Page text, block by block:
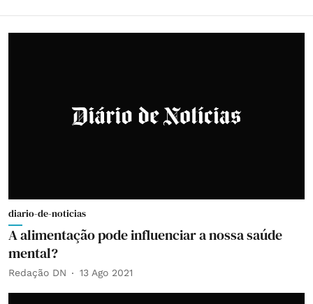
diario-de-noticias
A alimentação pode influenciar a nossa saúde
mental?
Redação DN 13 Ago 2021